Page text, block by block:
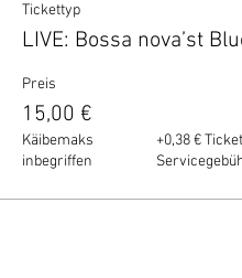
Tickettyp
LIVE: Bossa nova’st
Preis
15,00 €
Käibemaks
inbegriffen
+0,38 €